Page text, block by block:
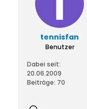
tennisfan
Benutzer
Dabei seit:
20.06.2009
Beiträge: 70